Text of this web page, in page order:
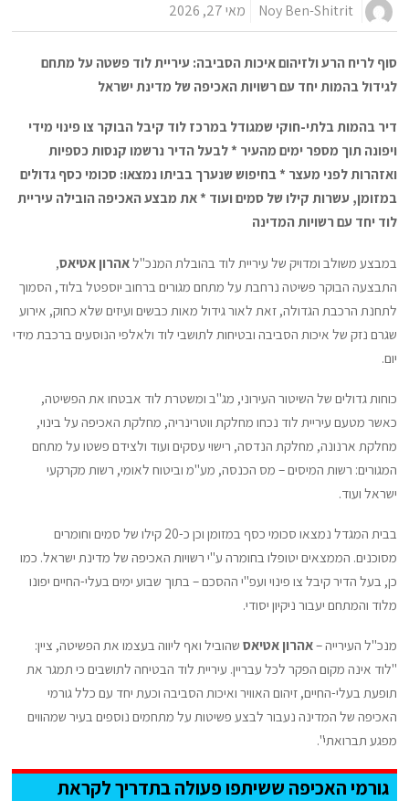
Noy Ben-Shitrit מאי 27, 2026
סוף לריח הרע ולזיהום איכות הסביבה: עיריית לוד פשטה על מתחם
לגידול בהמות יחד עם רשויות האכיפה של מדינת ישראל
דיר בהמות בלתי-חוקי שמגודל במרכז לוד קיבל הבוקר צו פינוי מידי
ויפונה תוך מספר ימים מהעיר * לבעל הדיר נרשמו קנסות כספיות
ואזהרות לפני מעצר * בחיפוש שנערך בביתו נמצאו: סכומי כסף גדולים
במזומן, עשרות קילו של סמים ועוד * את מבצע האכיפה הובילה עיריית
לוד יחד עם רשויות המדינה
במבצע משולב ומדויק של עיריית לוד בהובלת המנכ"לאהרון אטיאס,
התבצעה הבוקר פשיטה נרחבת על מתחם מגורים ברחוב יוספטל בלוד, הסמוך
לתחנת הרכבת הגדולה, זאת לאור גידול מאות כבשים ועיזים שלא כחוק, אירוע
שגרם נזק של איכות הסביבה ובטיחות לתושבי לוד ולאלפי הנוסעים ברכבת מידי
יום.
כוחות גדולים של השיטור העירוני, מג"ב ומשטרת לוד אבטחו את הפשיטה,
כאשר מטעם עיריית לוד נכחו מחלקת ווטרינריה, מחלקת האכיפה על בינוי,
מחלקת ארנונה, מחלקת הנדסה, רישוי עסקים ועוד ולצידם פשטו על מתחם
המגורים: רשות המיסים – מס הכנסה, מע"מ וביטוח לאומי, רשות מקרקעי
ישראל ועוד.
בבית המגדל נמצאו סכומי כסף במזומן וכן כ-20 קילו של סמים וחומרים
מסוכנים. הממצאים יטופלו בחומרה ע"י רשויות האכיפה של מדינת ישראל. כמו
כן, בעל הדיר קיבל צו פינוי ועפ"י ההסכם – בתוך שבוע ימים בעלי-החיים יפונו
מלוד והמתחם יעבור ניקיון יסודי.
מנכ"ל העירייה –אהרון אטיאס שהוביל ואף ליווה בעצמו את הפשיטה, ציין:
"לוד אינה מקום הפקר לכל עבריין. עיריית לוד הבטיחה לתושבים כי תמגר את
תופעת בעלי-החיים, זיהום האוויר ואיכות הסביבה וכעת יחד עם כלל גורמי
האכיפה של המדינה נעבור לבצע פשיטות על מתחמים נוספים בעיר שמהווים
מפגע תברואתי".
גורמי האכיפה ששיתפו פעולה בתדריך לקראת